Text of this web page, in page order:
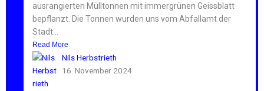
ausrangierten Mülltonnen mit immergrünen Geissblatt
bepflanzt. Die Tonnen wurden uns vom Abfallamt der
Stadt...
Read More
Nils Herbstrieth
16. November 2024